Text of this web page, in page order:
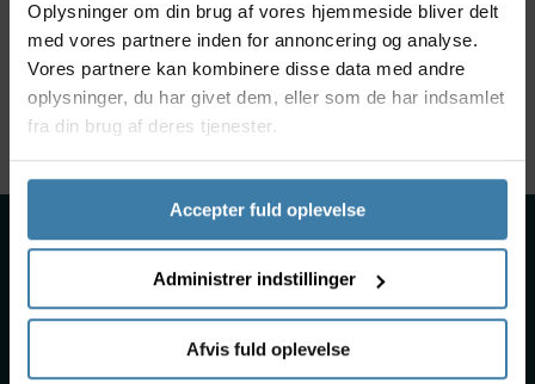
Oplysninger om din brug af vores hjemmeside bliver delt
med vores partnere inden for annoncering og analyse.
Vores partnere kan kombinere disse data med andre
oplysninger, du har givet dem, eller som de har indsamlet
fra din brug af deres tjenester.
Accepter fuld oplevelse
Administrer indstillinger
Afvis fuld oplevelse
Dette cover-kit kan anvendes til Magura hydrauliske
bremsekaliber med 2 stempler og er kompatible
med modellerne fra år 2015.
Sættet består af 3 ringe i farverne hvid, guld og sølv.
Persondatapolitik
Returnering